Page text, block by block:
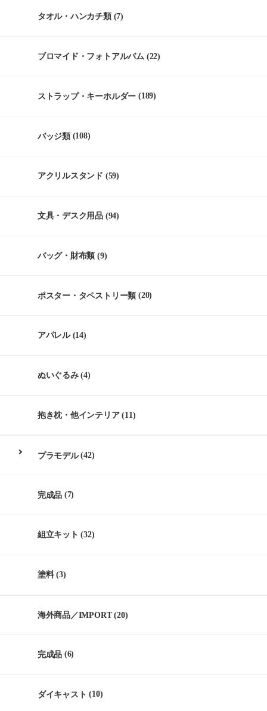
タオル・ハンカチ類(7)
ブロマイド・フォトアルバム (22)
ストラップ・キーホルダー (189)
バッジ類(108)
アクリルスタンド (59)
文具・デスク用品 (94)
バッグ・財布類 (9)
ポスター・タペストリー類 (20)
アパレル(14)
ぬいぐるみ(4)
抱き枕・他インテリア(11)
プラモデル(42)
完成品 (7)
組立キット (32)
塗料(3)
海外商品／IMPORT(20)
完成品 (6)
ダイキャスト (10)